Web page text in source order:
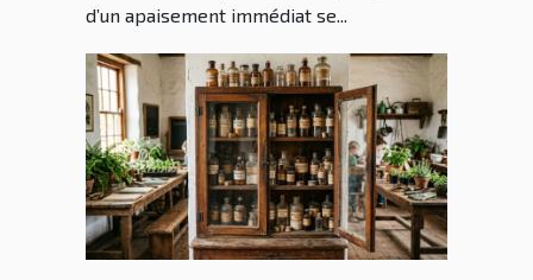
d’un apaisement immédiat se...